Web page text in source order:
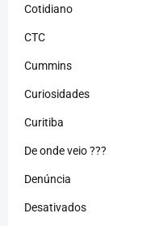
Cotidiano
CTC
Cummins
Curiosidades
Curitiba
De onde veio ???
Denúncia
Desativados